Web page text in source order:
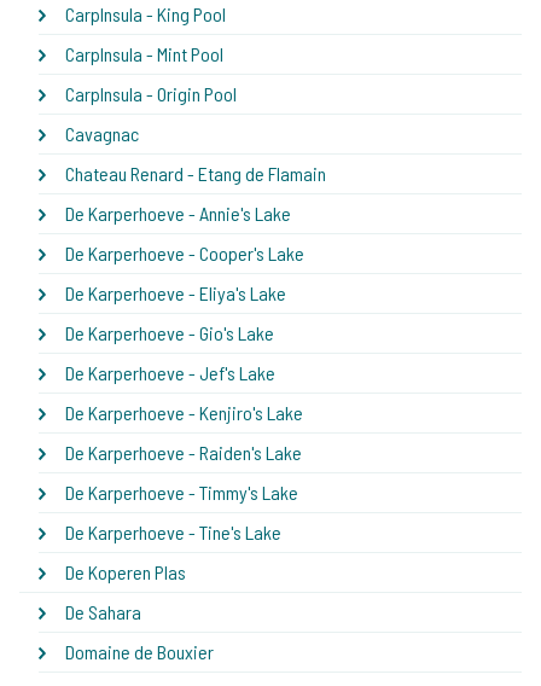
CarpInsula - King Pool
CarpInsula - Mint Pool
CarpInsula - Origin Pool
Cavagnac
Chateau Renard - Etang de Flamain
De Karperhoeve - Annie's Lake
De Karperhoeve - Cooper's Lake
De Karperhoeve - Eliya's Lake
De Karperhoeve - Gio's Lake
De Karperhoeve - Jef's Lake
De Karperhoeve - Kenjiro's Lake
De Karperhoeve - Raiden's Lake
De Karperhoeve - Timmy's Lake
De Karperhoeve - Tine's Lake
De Koperen Plas
De Sahara
Domaine de Bouxier